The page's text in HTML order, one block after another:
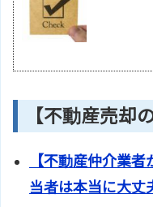
【不動産売却
【不動産仲介業
当者は本当に大丈